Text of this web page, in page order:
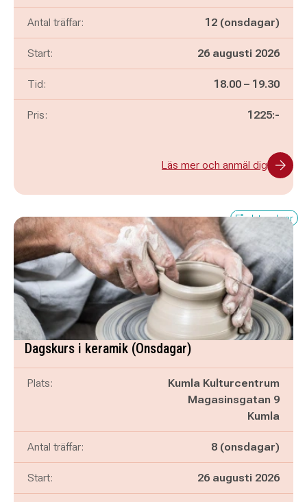
Antal träffar: 12 (onsdagar)
Start: 26 augusti 2026
Tid: Pågår mellan
18.00 – och
19.30
Pris: 1225:-
Läs mer och anmäl dig
Få platser kvar
Dagskurs i keramik (Onsdagar)
Plats:
Kumla Kulturcentrum
Magasinsgatan 9
Kumla
Antal träffar: 8 (onsdagar)
Start: 26 augusti 2026